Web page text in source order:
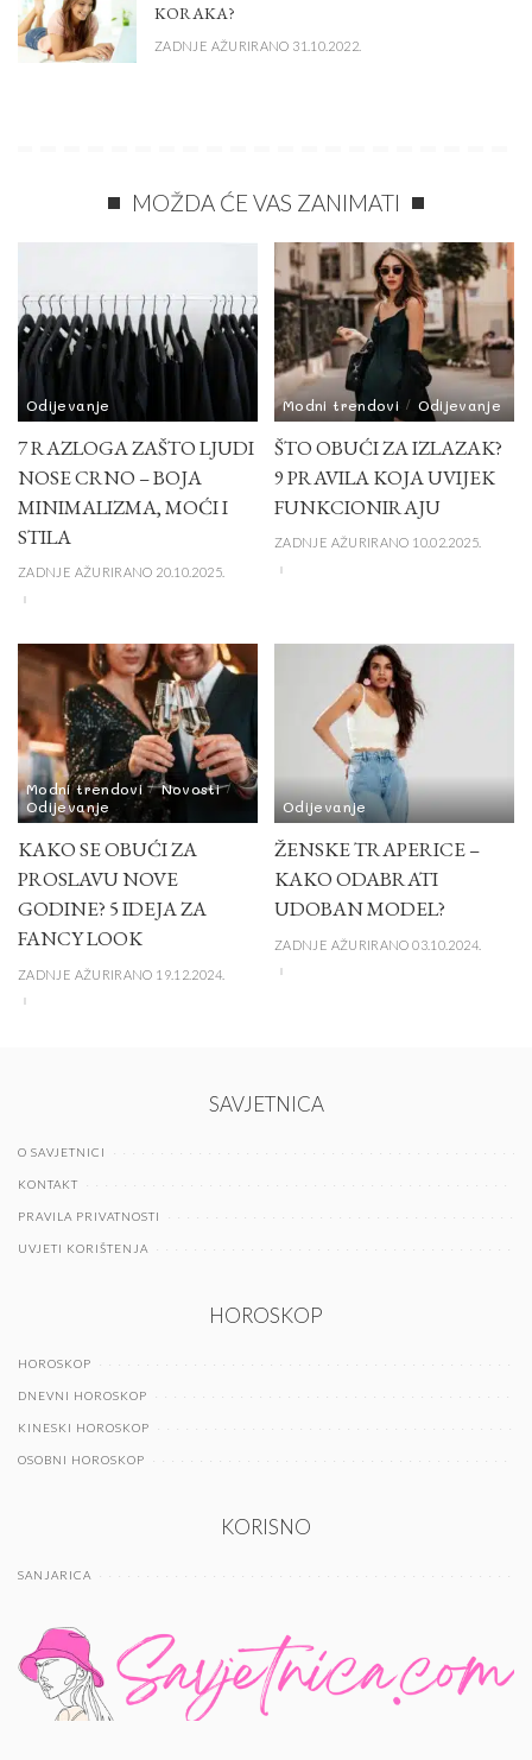
KORAKA?
ZADNJE AŽURIRANO 31.10.2022.
MOŽDA ĆE VAS ZANIMATI
Odijevanje
7 RAZLOGA ZAŠTO LJUDI
NOSE CRNO – BOJA
MINIMALIZMA, MOĆI I
STILA
ZADNJE AŽURIRANO 20.10.2025.
Modni trendovi Odijevanje
ŠTO OBUĆI ZA IZLAZAK?
9 PRAVILA KOJA UVIJEK
FUNKCIONIRAJU
ZADNJE AŽURIRANO 10.02.2025.
Modni trendovi
Novosti
Odijevanje
KAKO SE OBUĆI ZA
PROSLAVU NOVE
GODINE? 5 IDEJA ZA
FANCY LOOK
ZADNJE AŽURIRANO 19.12.2024.
Odijevanje
ŽENSKE TRAPERICE –
KAKO ODABRATI
UDOBAN MODEL?
ZADNJE AŽURIRANO 03.10.2024.
SAVJETNICA
O SAVJETNICI
KONTAKT
PRAVILA PRIVATNOSTI
UVJETI KORIŠTENJA
HOROSKOP
HOROSKOP
DNEVNI HOROSKOP
KINESKI HOROSKOP
OSOBNI HOROSKOP
KORISNO
SANJARICA